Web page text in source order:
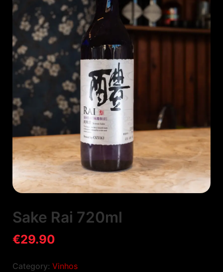
Sake Rai 720ml
€29.90
Category: Vinhos